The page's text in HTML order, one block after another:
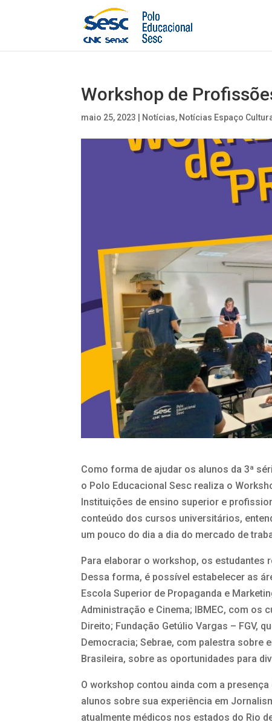
Workshop de
maio 25, 2023 Notícias, Notícias Espaço
Como forma de ajudar os alunos da 3ª
o Polo Educacional Sesc realiza o
Instituições de ensino superior e
conteúdo dos cursos universitários,
um pouco do dia a dia do mercado de
Para elaborar o workshop, os estudantes
Dessa forma, é possível estabelecer as
Escola Superior de Propaganda e
Administração e Cinema; IBMEC, com os
Direito; Fundação Getúlio Vargas – FGV,
Democracia; Sebrae, com palestra sobre
Brasileira, sobre as oportunidades para
O workshop contou ainda com a
alunos sobre sua experiência em
atualmente médicos nos estados do Rio